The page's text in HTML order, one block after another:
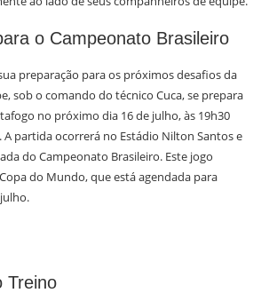
o Campeonato Brasileiro
preparação para os próximos desafios da
sob o comando do técnico Cuca, se prepara
no próximo dia 16 de julho, às 19h30
A partida ocorrerá no Estádio Nilton Santos e
do Campeonato Brasileiro. Este jogo
do Mundo, que está agendada para
Treino